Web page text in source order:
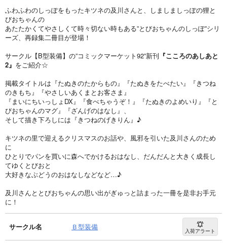
ふわふわのしっぽをもったキツネの及川さんと、しましましっぽの狸と
びおちゃんの
あたたかくてやさしくて時々切ない時もある”とびおちゃんのしっぽ”シリ
ーズ、再録集二冊目が登場！
サークル【B型装備】の”コミックマーケット92”新刊 『こころのあしあと
2』 をご紹介☆
掲載タイトルは『たぬきのたからもの』『たぬきをたべたい』『きつね
のきもち』『やさしいあくまとお客さま』
『まいにちいっしょDX』『食べちゃうぞ！』『たぬきのよめいり』『と
びおちゃんのマグ』『ざんげのはなし』、
そして描き下ろしには『きつねのげきりん』♪
キツネの里で迎えるクリスマスのお話や、風邪を引いた及川さんのため
に
ひとりでパンを買いに森へでかけるおはなし、だんだんと大きく成長し
てゆくとびおと
大好きなぶどうのおはなしなどなど…♪
及川さんととびおちゃんの思い出がぎゅっと詰まった一冊を是非お手元
に！
サークル名 Ｂ型装備 入荷アラート